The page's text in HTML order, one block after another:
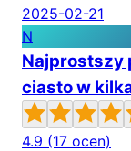
2025-02-21
N
Najprostszy
ciasto w
4.9 (17 ocen)